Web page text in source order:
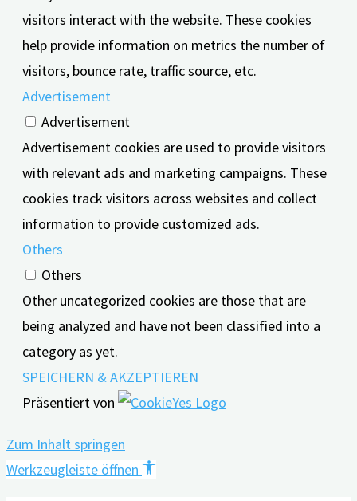
visitors interact with the website. These cookies
help provide information on metrics the number of
visitors, bounce rate, traffic source, etc.
Advertisement
Advertisement
Advertisement cookies are used to provide visitors
with relevant ads and marketing campaigns. These
cookies track visitors across websites and collect
information to provide customized ads.
Others
Others
Other uncategorized cookies are those that are
being analyzed and have not been classified into a
category as yet.
SPEICHERN & AKZEPTIEREN
Präsentiert von
Zum Inhalt springen
Werkzeugleiste öffnen